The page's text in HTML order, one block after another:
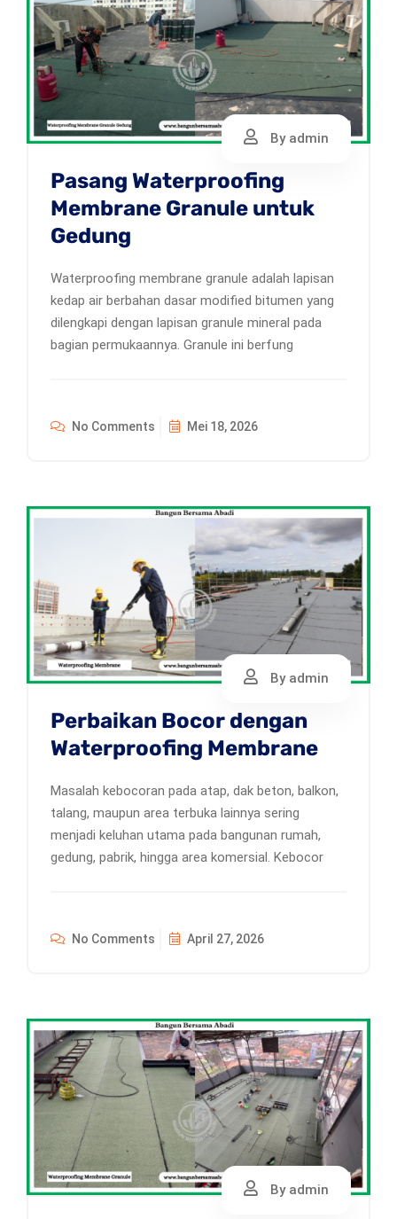
By admin
Pasang Waterproofing
Membrane Granule untuk
Gedung
Waterproofing membrane granule adalah lapisan
kedap air berbahan dasar modified bitumen yang
dilengkapi dengan lapisan granule mineral pada
bagian permukaannya. Granule ini berfung
No Comments Mei 18, 2026
By admin
Perbaikan Bocor dengan
Waterproofing Membrane
Masalah kebocoran pada atap, dak beton, balkon,
talang, maupun area terbuka lainnya sering
menjadi keluhan utama pada bangunan rumah,
gedung, pabrik, hingga area komersial. Kebocor
No Comments April 27, 2026
By admin